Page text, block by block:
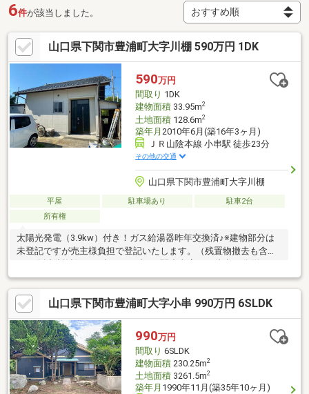
6件が該当しました。
山口県下関市豊浦町大字川棚 590万円 1DK
590万円
間取り 1DK
建物面積33.95m2
土地面積128.6m2
築年月 2010年6月(築16年3ヶ月)
ＪＲ山陰本線 小串駅 徒歩23分
その他の交通
山口県下関市豊浦町大字川棚
平屋 駐車場あり
駐車2台
所有権
太陽光発電（3.9kw）付き！ガス給湯器昨年交換済♪※建物部分は
未登記ですが売主様負担で登記いたします。（残置物撤去も含
1400m)
山口県下関市豊浦町大字小串 990万円 6SLDK
990万円
間取り 6SLDK
建物面積230.25m2
土地面積3261.5m2
築年月 1990年11月(築35年10ヶ月)